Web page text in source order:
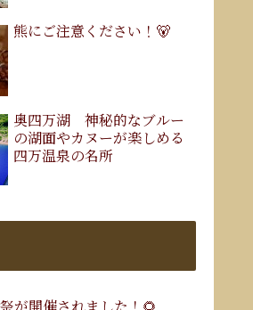
熊にご注意ください！🐻
奥四万湖 神秘的なブルー
の湖面やカヌーが楽しめる
四万温泉の名所
が開催されました！🌻